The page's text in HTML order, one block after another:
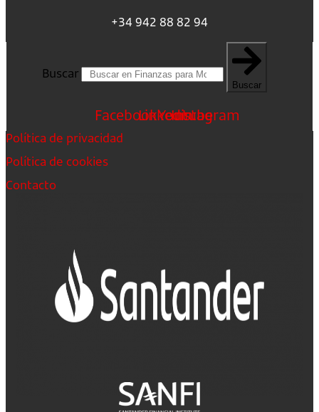
+34 942 88 82 94
Buscar
Buscar
FacebookLinkedin
Youtube
Instagram
Política de privacidad
Política de cookies
Contacto